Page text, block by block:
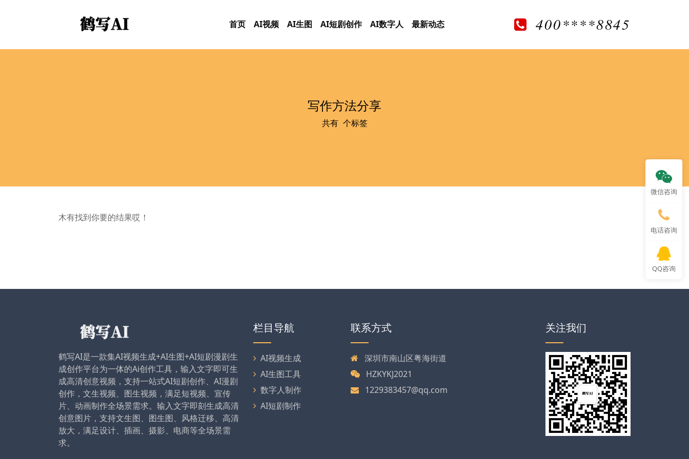
首页 AI视频 AI生图 AI短剧创作 AI数字人 最新动态 400****8845
写作方法分享
共有0 个标签
木有找到你要的结果哎！
鹤写AI是一款集AI视频生成+AI生图+AI短剧漫剧生
成创作平台为一体的Ai创作工具，输入文字即可生
成高清创意视频，支持一站式AI短剧创作、AI漫剧
创作，文生视频、图生视频，满足短视频、宣传
片、动画制作全场景需求。输入文字即刻生成高清
创意图片，支持文生图、图生图、风格迁移、高清
放大，满足设计、插画、摄影、电商等全场景需
求。
栏目导航
AI视频生成
AI生图工具
数字人制作
AI短剧制作
联系方式
深圳市南山区粤海街道
HZKYKJ2021
1229383457@qq.com
关注我们
微信咨询
电话咨询
QQ咨询